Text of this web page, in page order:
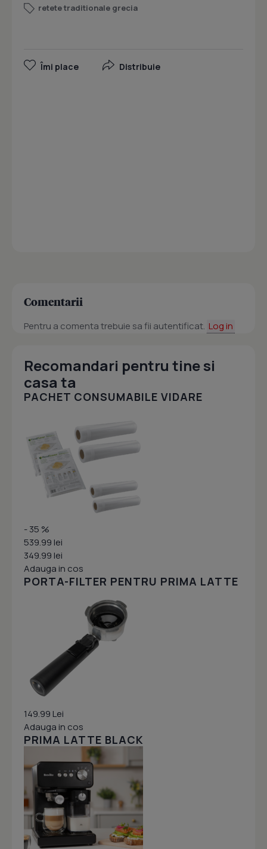
retete traditionale grecia
Îmi place Distribuie
Comentarii
Pentru a comenta trebuie sa fii autentificat. Log in
Recomandari pentru tine si
casa ta
PACHET CONSUMABILE VIDARE
- 35 %
539.99 lei
349.99 lei
Adauga in cos
PORTA-FILTER PENTRU PRIMA LATTE
149.99 Lei
Adauga in cos
PRIMA LATTE BLACK